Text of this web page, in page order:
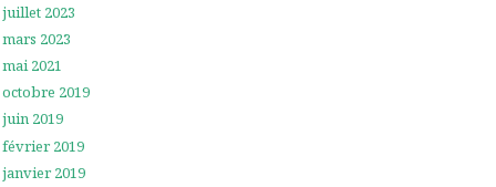
juillet 2023
mars 2023
mai 2021
octobre 2019
juin 2019
février 2019
janvier 2019